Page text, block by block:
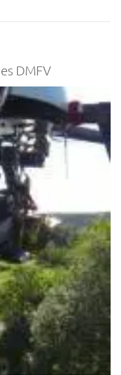
DMFV